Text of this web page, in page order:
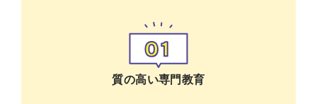
質の高い専門教育